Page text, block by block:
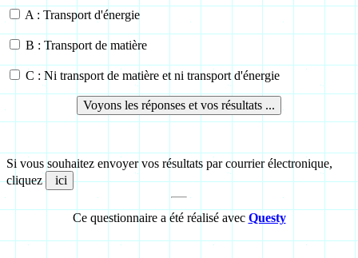
A : Transport d'énergie
B : Transport de matière
C : Ni transport de matière et ni transport d'énergie
Si vous souhaitez envoyer vos résultats par courrier électronique,
cliquez
Ce questionnaire a été réalisé avec Questy